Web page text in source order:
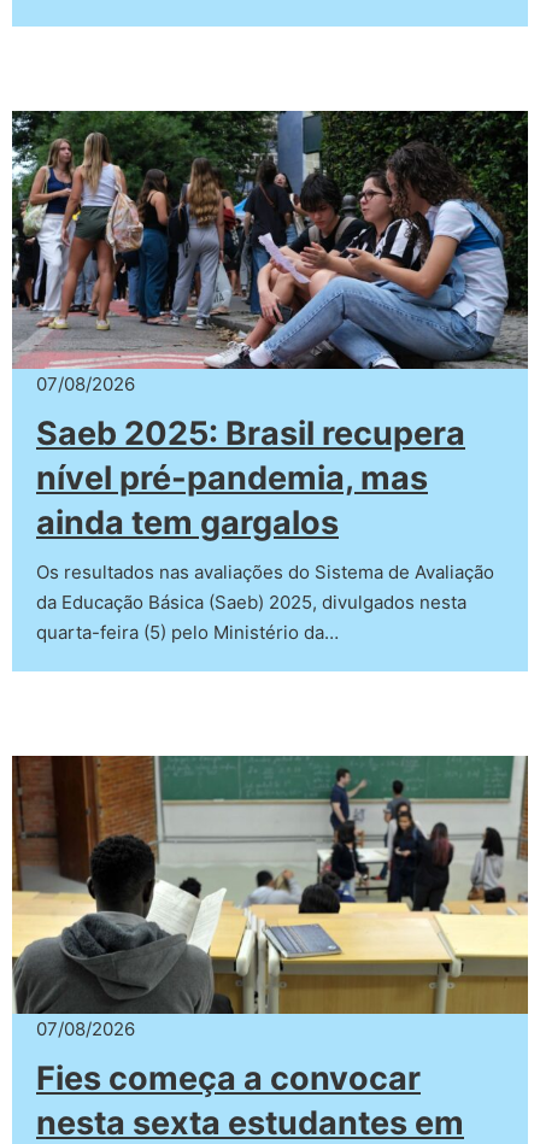
07/08/2026
Saeb 2025: Brasil recupera
nível pré-pandemia, mas
ainda tem gargalos
Os resultados nas avaliações do Sistema de Avaliação
da Educação Básica (Saeb) 2025, divulgados nesta
quarta-feira (5) pelo Ministério da…
07/08/2026
Fies começa a convocar
nesta sexta estudantes em